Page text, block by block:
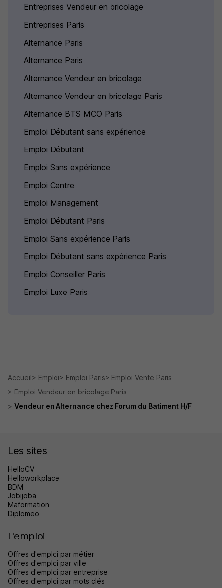
Entreprises Vendeur en bricolage
Entreprises Paris
Alternance Paris
Alternance Paris
Alternance Vendeur en bricolage
Alternance Vendeur en bricolage Paris
Alternance BTS MCO Paris
Emploi Débutant sans expérience
Emploi Débutant
Emploi Sans expérience
Emploi Centre
Emploi Management
Emploi Débutant Paris
Emploi Sans expérience Paris
Emploi Débutant sans expérience Paris
Emploi Conseiller Paris
Emploi Luxe Paris
Accueil Emploi Emploi Paris
Emploi Vente Paris
Emploi Vendeur en bricolage Paris
Vendeur en Alternance chez Forum du Batiment H/F
Les sites
HelloCV
Helloworkplace
BDM
Jobijoba
Maformation
Diplomeo
L'emploi
Offres d'emploi par métier
Offres d'emploi par ville
Offres d'emploi par entreprise
Offres d'emploi par mots clés